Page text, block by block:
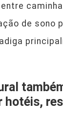
de sono
hotéis,